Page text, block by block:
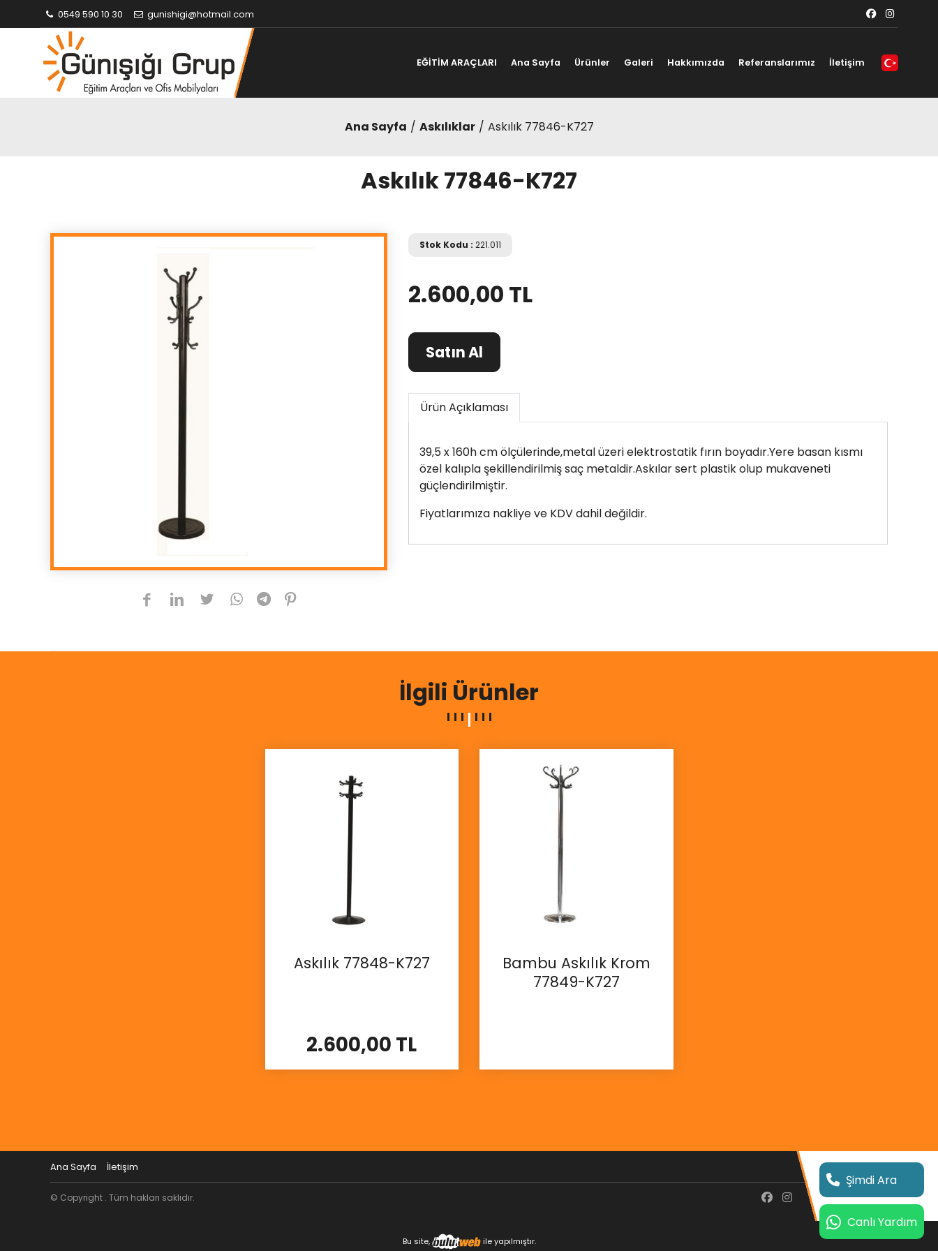
0549 590 10 30 gunishigi@hotmail.com
EĞİTİM ARAÇLARI Ana Sayfa Ürünler Galeri Hakkımızda Referanslarımız İletişim
Ana Sayfa Askılıklar Askılık 77846-K727
Askılık 77846-K727
Stok Kodu : 221.011
2.600,00 TL
Satın Al
Ürün Açıklaması
39,5 x 160h cm ölçülerinde,metal üzeri elektrostatik fırın boyadır.Yere basan kısmı
özel kalıpla şekillendirilmiş saç metaldir.Askılar sert plastik olup mukaveneti
güçlendirilmiştir.
Fiyatlarımıza nakliye ve KDV dahil değildir.
İlgili Ürünler
Askılık 77848-K727
2.600,00 TL
İncele
Bambu Askılık Krom
77849-K727
Ana Sayfa İletişim
© Copyright . Tüm hakları saklıdır.
Bu site, ile yapılmıştır.
Şimdi Ara
Canlı Yardım